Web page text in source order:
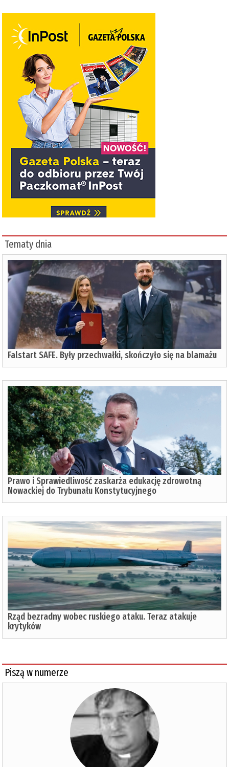
Tematy dnia
Falstart SAFE. Były przechwałki, skończyło się na blamażu
Prawo i Sprawiedliwość zaskarża edukację zdrowotną
Nowackiej do Trybunału Konstytucyjnego
Rząd bezradny wobec ruskiego ataku. Teraz atakuje
krytyków
Piszą w numerze